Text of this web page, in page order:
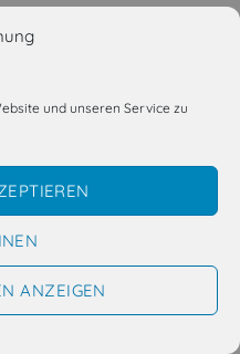
und unseren Service zu
ANZEIGEN